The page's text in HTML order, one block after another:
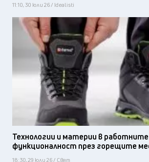
11:10, 30 юли 26 / Idealisti
Технологии и материи в
функционалност през горещите
18:30, 29 юли 26 / Свят